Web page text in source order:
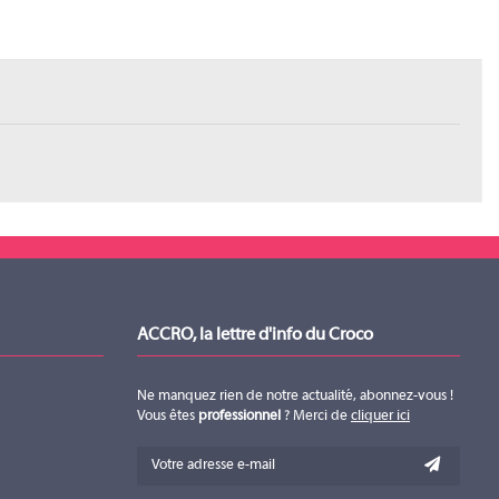
ACCRO, la lettre d'info du Croco
Ne manquez rien de notre actualité, abonnez-vous !
Vous êtes professionnel ? Merci de cliquer ici